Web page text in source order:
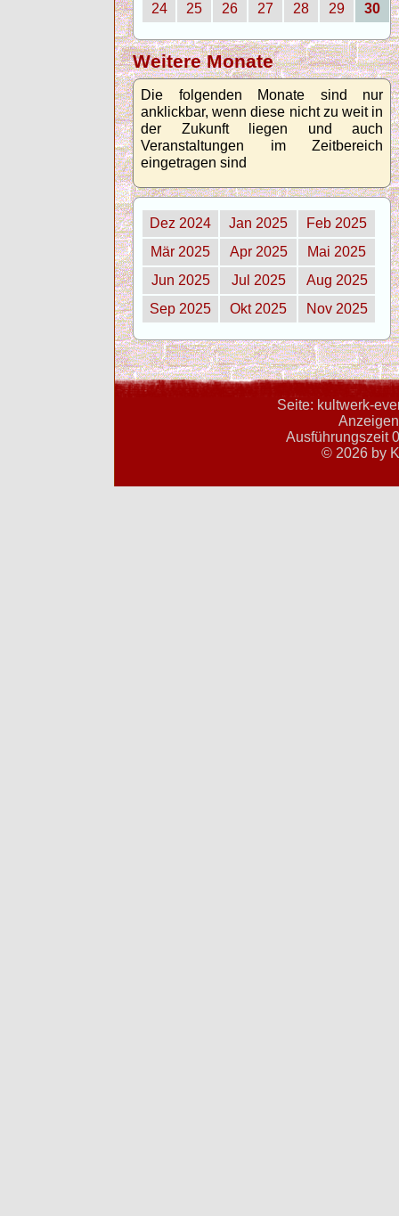
24
25 26 27 28 29 30
Weitere Monate
Die folgenden Monate sind nur
anklickbar, wenn diese nicht zu weit in
der Zukunft liegen und auch
Veranstaltungen im Zeitbereich
eingetragen sind
Dez 2024 Jan 2025
Feb 2025
Mär 2025
Apr 2025
Mai 2025
Jun 2025
Jul 2025
Aug 2025
Sep 2025
Okt 2025 Nov 2025
Seite: kultwerk-
Ausführungszeit
© 2026 by